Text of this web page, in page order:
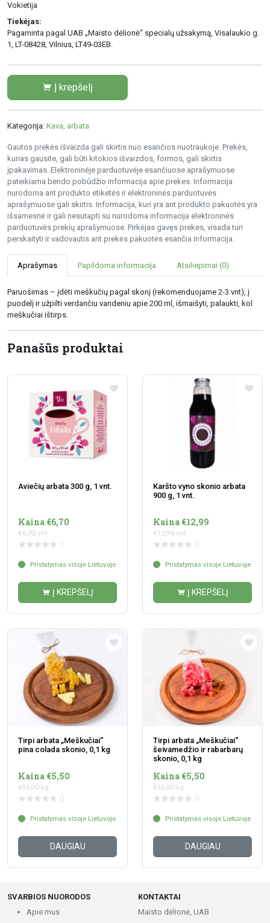
Vokietija
Tiekėjas:
Pagaminta pagal UAB „Maisto dėlionė“ specialų užsakymą, Visalaukio g.
1, LT-08428, Vilnius, LT49-03EB.
Į krepšelį
Kategorija: Kava, arbata
Gautos prekės išvaizda gali skirtis nuo esančios nuotraukoje. Prekės,
kurias gausite, gali būti kitokios išvaizdos, formos, gali skirtis
įpakavimas. Elektroninėje parduotuvėje esančiuose aprašymuose
pateikiama bendo pobūdžio informacija apie prekes. Informacija
nurodoma ant produkto etiketės ir elektroninės parduotuvės
aprašymuose gali skirtis. Informacija, kuri yra ant produkto pakuotės yra
išsamesnė ir gali nesutapti su nurodoma informacija elektroninės
parduotuvės prekių aprašymuose. Pirkėjas gavęs prekes, visada turi
perskaityti ir vadovautis ant prekės pakuotės esančia informacija.
Aprašymas Papildoma informacija Atsiliepimai (0)
Paruošimas – įdėti meškučių pagal skonį (rekomenduojame 2-3 vnt), į
puodelį ir užpilti verdančiu vandeniu apie 200 ml, išmaišyti, palaukti, kol
meškučiai ištirps.
Panašūs produktai
Aviečių arbata 300 g, 1 vnt.
Kaina €6,70
€6,70/vnt.
0
Pristatymas visoje Lietuvoje
Į KREPŠELĮ
Karšto vyno skonio arbata
900 g, 1 vnt.
Kaina €12,99
€12,99/vnt.
0
Pristatymas visoje Lietuvoje
Į KREPŠELĮ
Tirpi arbata „Meškučiai“
pina colada skonio, 0,1 kg
Kaina €5,50
€55,00/kg
0
Pristatymas visoje Lietuvoje
DAUGIAU
Tirpi arbata „Meškučiai“
šeivamedžio ir rabarbarų
skonio, 0,1 kg
Kaina €5,50
€55,00/kg
0
Pristatymas visoje Lietuvoje
DAUGIAU
SVARBIOS NUORODOS
Apie mus
KONTAKTAI
Maisto dėlionė, UAB